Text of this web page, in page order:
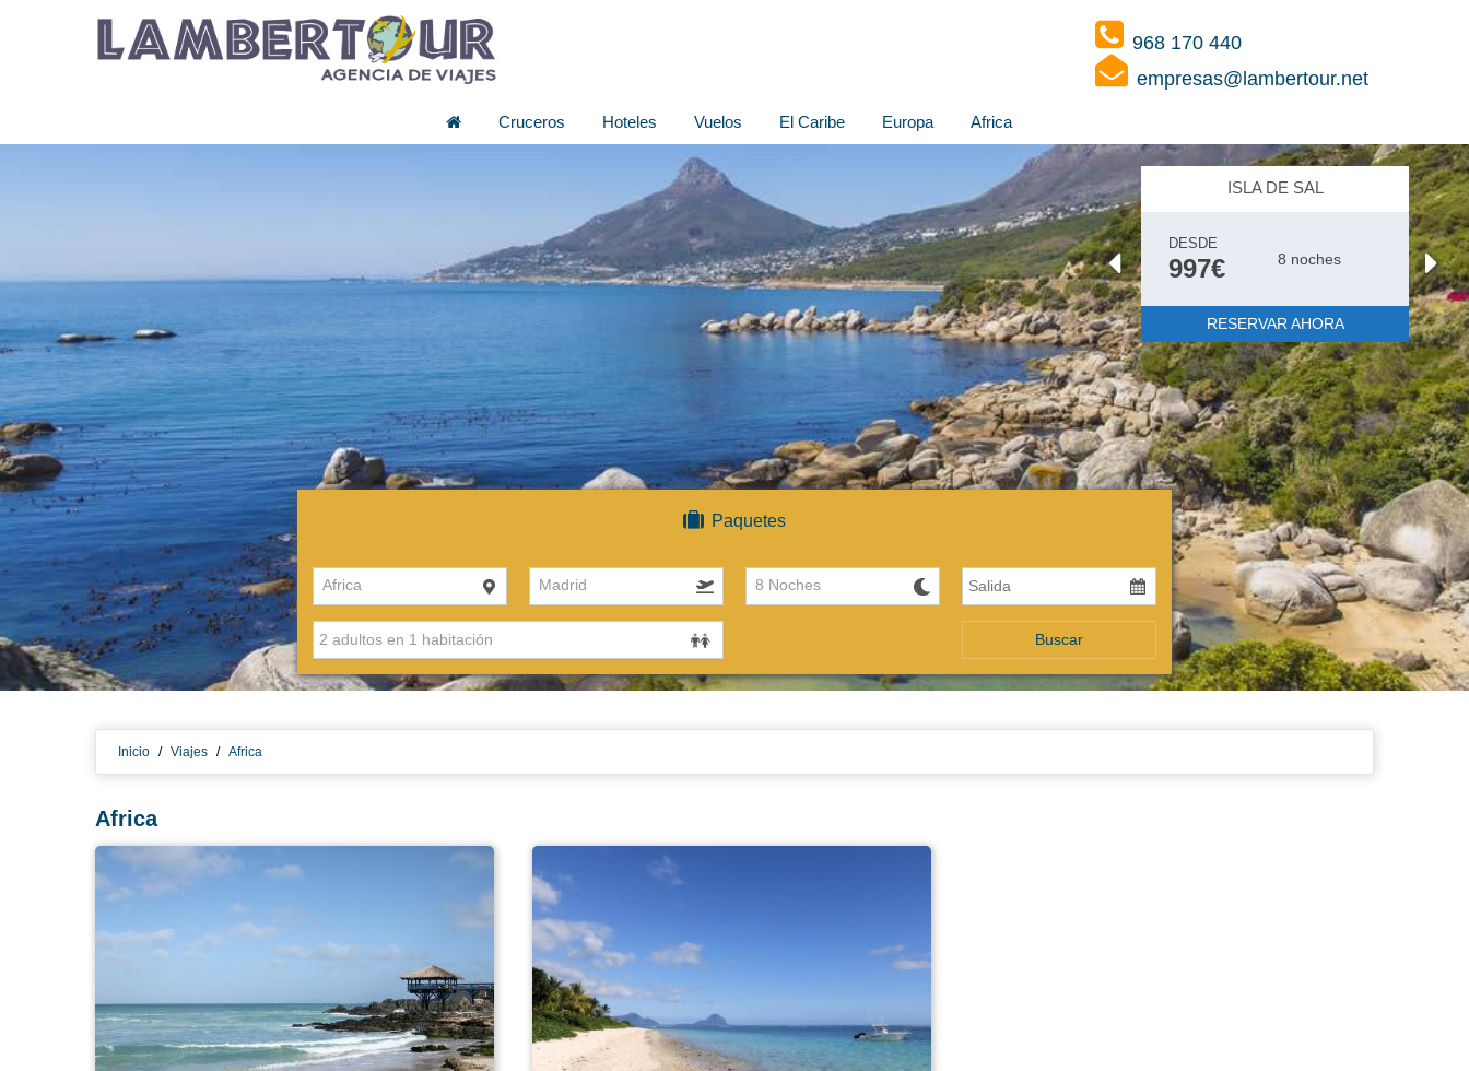
968 170 440
empresas@lambertour.net
Cruceros Hoteles Vuelos El Caribe Europa Africa
MAURICIO
DESDE
1285€
8 noches
Media Pensión
RESERVAR AHORA
Paquetes
Africa Madrid 8 Noches
Buscar
Inicio / Viajes / Africa
Africa